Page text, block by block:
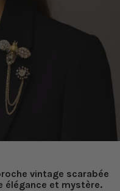
vintage scarabée
élégance et mystère.